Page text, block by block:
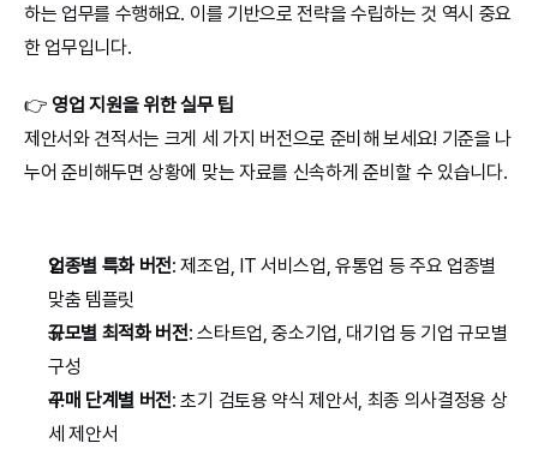
하는 업무를 수행해요. 이를 기반으로 전략을 수립하는 것 역시 중요
한 업무입니다.
👉 영업 지원을 위한 실무 팁
제안서와 견적서는 크게 세 가지 버전으로 준비해 보세요! 기준을 나
누어 준비해두면 상황에 맞는 자료를 신속하게 준비할 수 있습니다.
업종별 특화 버전: 제조업, IT 서비스업, 유통업 등 주요 업종별
맞춤 템플릿
규모별 최적화 버전: 스타트업, 중소기업, 대기업 등 기업 규모별
구성
구매 단계별 버전: 초기 검토용 약식 제안서, 최종 의사결정용 상
세 제안서